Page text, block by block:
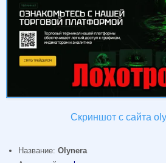
Скриншот с сайта
Название:Olynera